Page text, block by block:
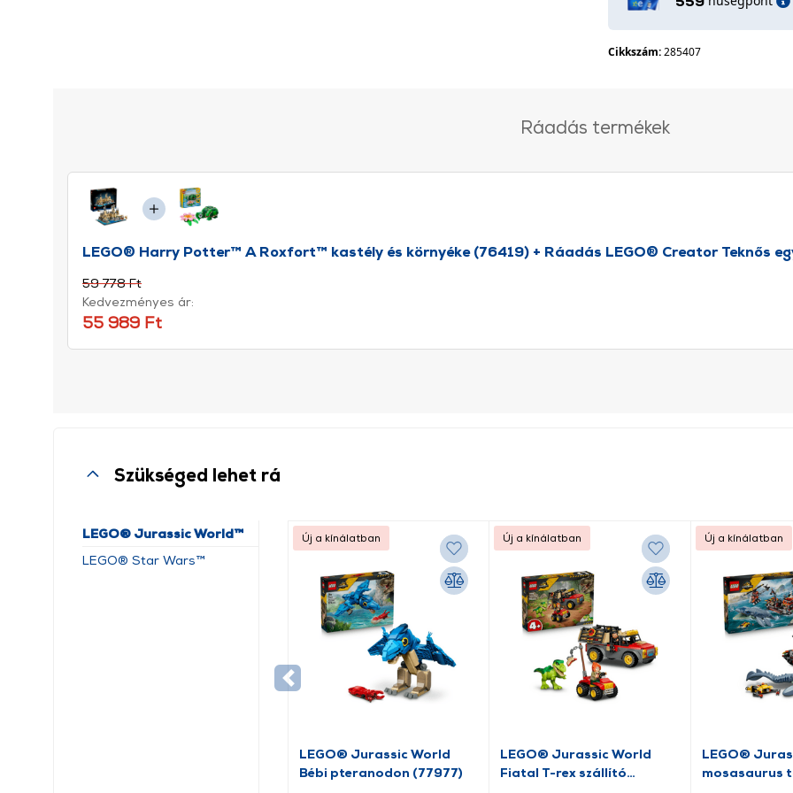
Cikkszám:285407
Ráadás termékek
LEGO® Harry Potter™ A Roxfort™ kastély és környéke (76419) + Ráadás LEGO® Creator Teknős
59 778 Ft
Kedvezményes ár:
55 989 Ft
Szükséged lehet rá
LEGO® Jurassic World™
LEGO® Star Wars™
LEGO® Jurassic World
Bébi pteranodon (77977)
Új a kínálatban
LEGO® Jurassic World
Fiatal T-rex szállító
Új a kínálatban
LEGO®
mosasaurus
Új a kínálatban